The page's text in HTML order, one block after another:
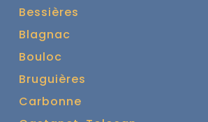
Bessières
Blagnac
Bouloc
Bruguières
Carbonne